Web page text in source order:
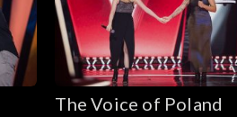
The Voice of Poland